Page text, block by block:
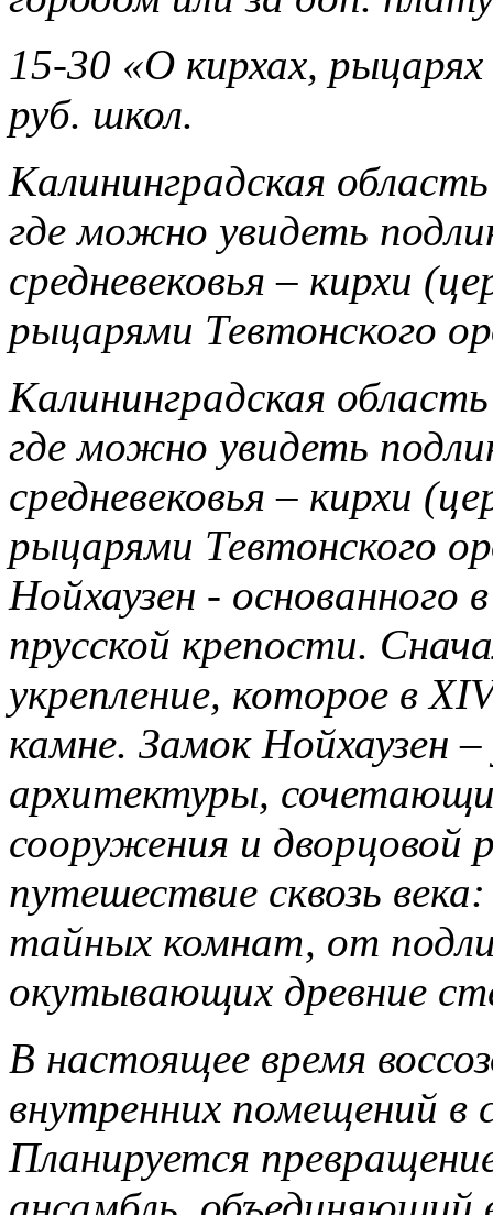
15-30 «О кирхах,
руб. школ.
Калининградская
где можно увидеть
средневековья – кирхи
рыцарями Тевтонского
Калининградская
где можно увидеть
средневековья – кирхи
рыцарями Тевтонского
Нойхаузен - основанного
прусской крепости.
укрепление, которое в
камне. Замок Нойхаузен
архитектуры,
сооружения и дворцовой
путешествие сквозь
тайных комнат, от
окутывающих древние
В настоящее время
внутренних помещений
Планируется